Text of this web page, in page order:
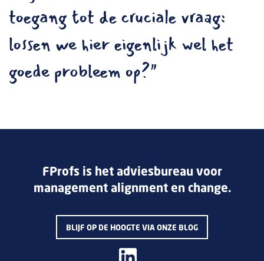
toegang tot de cruciale vraag:
lossen we hier eigenlijk wel het
goede probleem op?"
FProfs is het adviesbureau voor
management alignment en change.
BLIJF OP DE HOOGTE VIA ONZE BLOG